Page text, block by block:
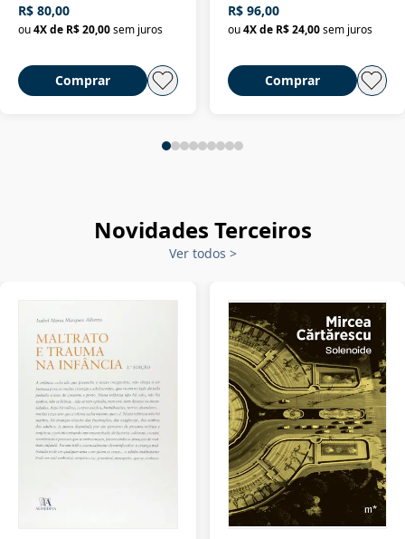
R$ 80,00
ou4X de R$ 20,00sem juros
Comprar
R$ 96,00
ou 4X de R$ 24,00 sem juros
Comprar
Novidades Terceiros
Ver todos >